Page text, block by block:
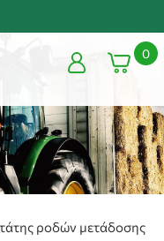
0
ροδών μετάδοσης